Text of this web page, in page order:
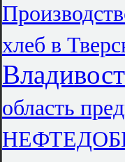
хлеб в
область